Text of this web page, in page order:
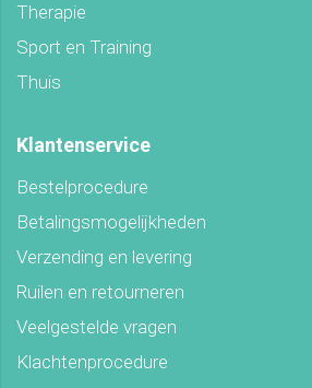
Therapie
Sport en Training
Thuis
Klantenservice
Bestelprocedure
Betalingsmogelijkheden
Verzending en levering
Ruilen en retourneren
Veelgestelde vragen
Klachtenprocedure